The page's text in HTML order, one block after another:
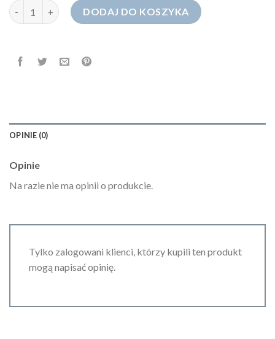
ilość spodenki jeansoweDODAJ DO KOSZYKA
OPINIE (0)
Opinie
Na razie nie ma opinii o produkcie.
Tylko zalogowani klienci, którzy kupili ten produkt
mogą napisać opinię.